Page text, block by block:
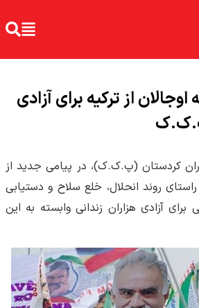
از ترکیه برای آزادی
پ.ک.ک
کردستان (پ.ک.ک)، در پیامی جدید از
روند انحلال، خلع سلاح و دستیابی
برای آزادی هزاران زندانی وابسته به این